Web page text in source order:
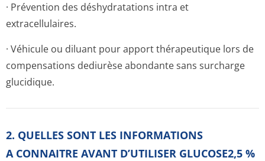
· Prévention des déshydratations intra et
extracellulaires.
· Véhicule ou diluant pour apport thérapeutique lors de
compensations dediurèse abondante sans surcharge
glucidique.
2. QUELLES SONT LES INFORMATIONS
A CONNAITRE AVANT D’UTILISER GLUCOSE2,5 %